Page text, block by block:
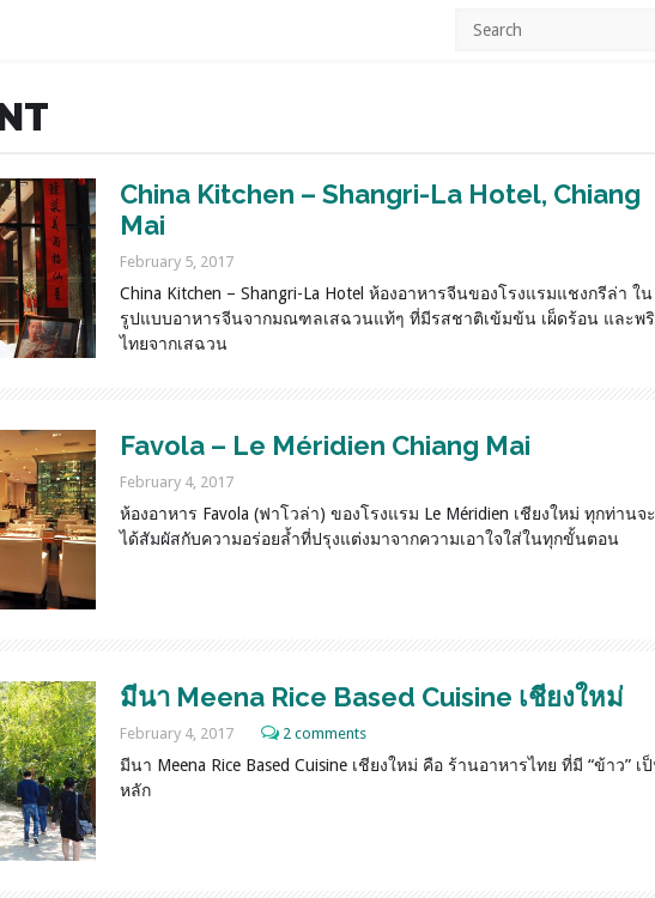
China Kitchen – Shangri-La Hotel, Chiang
Mai
February 5, 2017
China Kitchen – Shangri-La Hotel ห้องอาหารจีนของโรงแรมแชงกรีล่า ใน
รูปแบบอาหารจีนจากมณฑลเสฉวนแท้ๆ ที่มีรสชาติเข้มข้น เผ็ดร้อน และพ
ไทยจากเสฉวน
Favola – Le Méridien Chiang Mai
February 4, 2017
ห้องอาหาร Favola (ฟาโวล่า) ของโรงแรม Le Méridien เชียงใหม่ ทุกท่านจะ
ได้สัมผัสกับความอร่อยล้ำที่ปรุงแต่งมาจากความเอาใจใส่ในทุกขั้นตอน
มีนา Meena Rice Based Cuisine เชียงใหม่
February 4, 2017 2 comments
มีนา Meena Rice Based Cuisine เชียงใหม่ คือ ร้านอาหารไทย ที่มี “ข้าว” เ
หลัก
2021
ะนครศรีอยุธยา
TEMPLE
December 22, 2022
วัดหน้าพระเมรุ อยุธยา